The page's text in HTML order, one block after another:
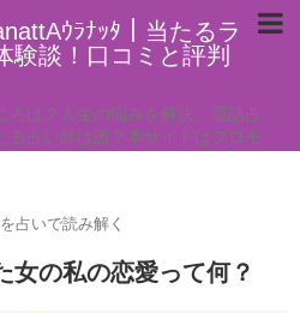
ｳﾗﾅｯﾀ｜当たるラ
験談！口コミと評判
ろは？人生の悩みを解決。電話占
る占い師は誰？本サイトはプロモ
占いで読み解く
女の私の恋愛って何？